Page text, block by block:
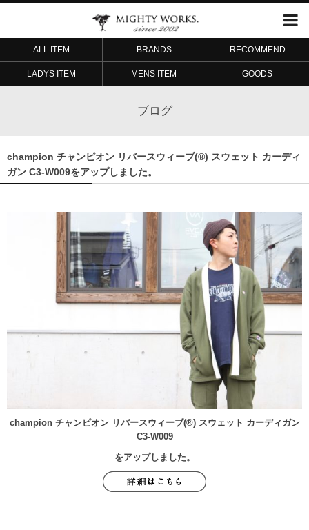
ALL ITEM BRANDS RECOMMEND
LADYS ITEM MENS ITEM GOODS
ブログ
champion チャンピオン リバースウィーブ(®︎) スウェット カーディ
ガン C3-W009をアップしました。
champion チャンピオン リバースウィーブ(®︎) スウェット カーディガン
C3-W009
をアップしました。